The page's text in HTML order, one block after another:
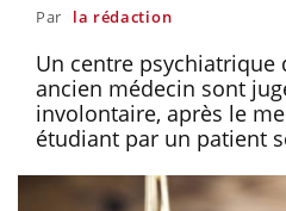
Par la rédaction
Un centre psychiatrique
ancien médecin sont
involontaire, après le
étudiant par un patient